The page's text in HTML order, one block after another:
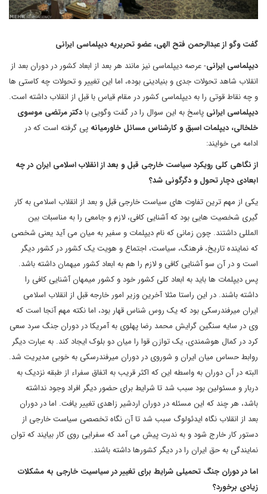
گفت وگو از عبدالرحمن فتح الهی، عضو تحریریه دیپلماسی ایرانی
دیپلماسی ایرانی- عرصه دیپلماسی نیز مانند هر بعد از ابعاد کشور در دوران بعد از
انقلاب شاهد تحولات جدی و بنیادینی بوده، اما این تغییر و تحولات چه کاستی ها
و چه نقاط قوتی را به دیپلماسی کشور در مقام قیاس با قبل از انقلاب داشته است.
دیپلماسی ایرانی پاسخ به این سوال را در گفت وگویی بادکترمرتضی موسوی
خلخالی، دیپلمات اسبق و کارشناس مسائل خاورمیانه پی گرفته است که در
ادامه می خوایند:
از نگاهی کلی رویکرد سیاست خارجی قبل و بعد از انقلاب اسلامی ایران در چه
ابعادی دچار تحول و دگرگونی شد؟
یکی از مهم ترین تفاوت های سیاست خارجی قبل و بعد از انقلاب اسلامی به کار
گیری شخصیت هایی بود که آشنایی کافی، لازم و جامعی را به مناسبات بین
المللی داشتند. چون زمانی که نام دیپلمات و سفیر به میان می آید یعنی شخصی
که نماینده تاریخ، فرهنگ، سیاست، اجتماع و هویت یک کشور در کشور دیگر
است و در آن سو آشنایی کافی و لازم را هم به ابعاد کشور میهمان داشته باشد.
پس دیپلمات ها باید به ابعاد کلی کشور خود و کشور میمهان آشنایی کافی را
داشته باشند. در این راستا مثلا آخرین وزیر امور خارجه قبل از انقلاب اسلامی
ایران میرفندرسکی بود که یک روس شناس قهار بود، اما نکته مهم آنجا است که
وی در سایه سنگین گرایش محمد رضا پهلوی به آمریکا در دوران جنگ سرد سعی
کرد در کمال هوشمندی، یک توازن قوا را میان دو بلوک ایجاد کند. به عبارت دیگر
روابط حساس میان ایران و شوروی در دوران میرفندرسکی به خوبی مدیریت شد.
البته در آن دوران به واسطه این که اکثر قریب به اتفاق سفراء از طبقه نزدیک به
دربار و مسئولین بود سبب شد تا شرایط برای حضور دیگر افراد وجود نداشته
باشد، هر چند که این مسئله در دوران اردشیر زاهدی تغییر یافت. اما در دوران
بعد از انقلاب نگاه ایدئولوگ سبب شد تا آن نگاه تخصصی سیاست خارجی از
دستور کار خارج شود و به ندرت پیش می آمد که سفرایی روی کار بیایند که توان
نمایندگی به حق ایران را در دیگر کشورها داشته باشند.
اما در دوران جنگ تحمیلی شرایط برای تغییر در سیاسیت خارجی به مشکلات
زیادی برخورد؟